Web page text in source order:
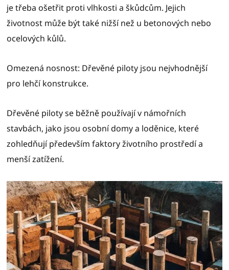
je třeba ošetřit proti vlhkosti a škůdcům. Jejich
životnost může být také nižší než u betonových nebo
ocelových kůlů.
Omezená nosnost: Dřevěné piloty jsou nejvhodnější
pro lehčí konstrukce.
Dřevěné piloty se běžně používají v námořních
stavbách, jako jsou osobní domy a loděnice, které
zohledňují především faktory životního prostředí a
menší zatížení.